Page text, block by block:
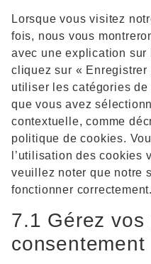
Lorsque vous visitez
fois, nous vous
avec une explication
cliquez sur «
utiliser les catégories de
que vous avez
contextuelle, comme
politique de cookies.
l’utilisation des cookies
veuillez noter que notre
fonctionner correctement.
7.1 Gérez vos
consentement